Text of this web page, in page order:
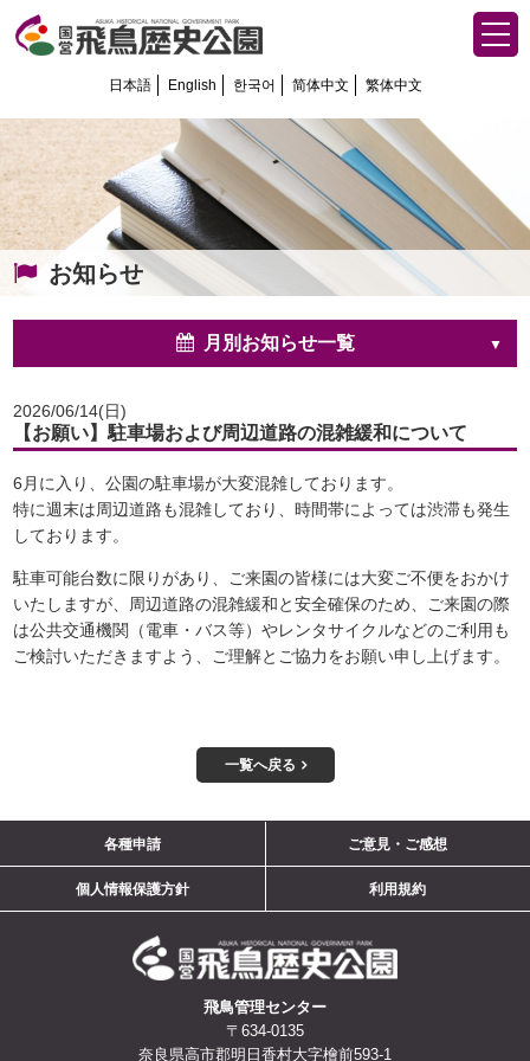
日本語 English 한국어 简体中文 繁体中文
お知らせ
月別お知らせ一覧
2026/06/14(日)
【お願い】駐車場および周辺道路の混雑緩和について
6月に入り、公園の駐車場が大変混雑しております。
特に週末は周辺道路も混雑しており、時間帯によっては渋滞も発生
しております。
駐車可能台数に限りがあり、ご来園の皆様には大変ご不便をおかけ
いたしますが、周辺道路の混雑緩和と安全確保のため、ご来園の際
は公共交通機関（電車・バス等）やレンタサイクルなどのご利用も
ご検討いただきますよう
、ご理解とご協力をお願い申し上げます。
一覧へ戻る
各種申請 ご意見・ご感想
個人情報保護方針 利用規約
飛鳥管理センター
〒634-0135
奈良県高市郡明日香村大字檜前593-1